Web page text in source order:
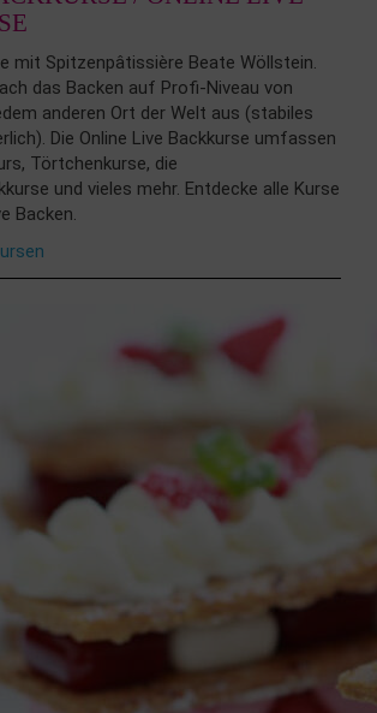
mit Spitzenpâtissière Beate Wöllstein.
das Backen auf Profi-Niveau von
anderen Ort der Welt aus (stabiles
Die Online Live Backkurse umfassen
Törtchenkurse, die
und vieles mehr. Entdecke alle Kurse
Backen.